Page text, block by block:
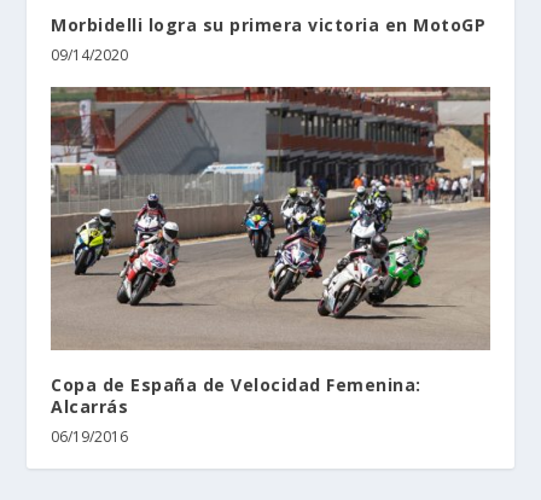
Morbidelli logra su primera victoria en MotoGP
09/14/2020
Copa de España de Velocidad Femenina:
Alcarrás
06/19/2016